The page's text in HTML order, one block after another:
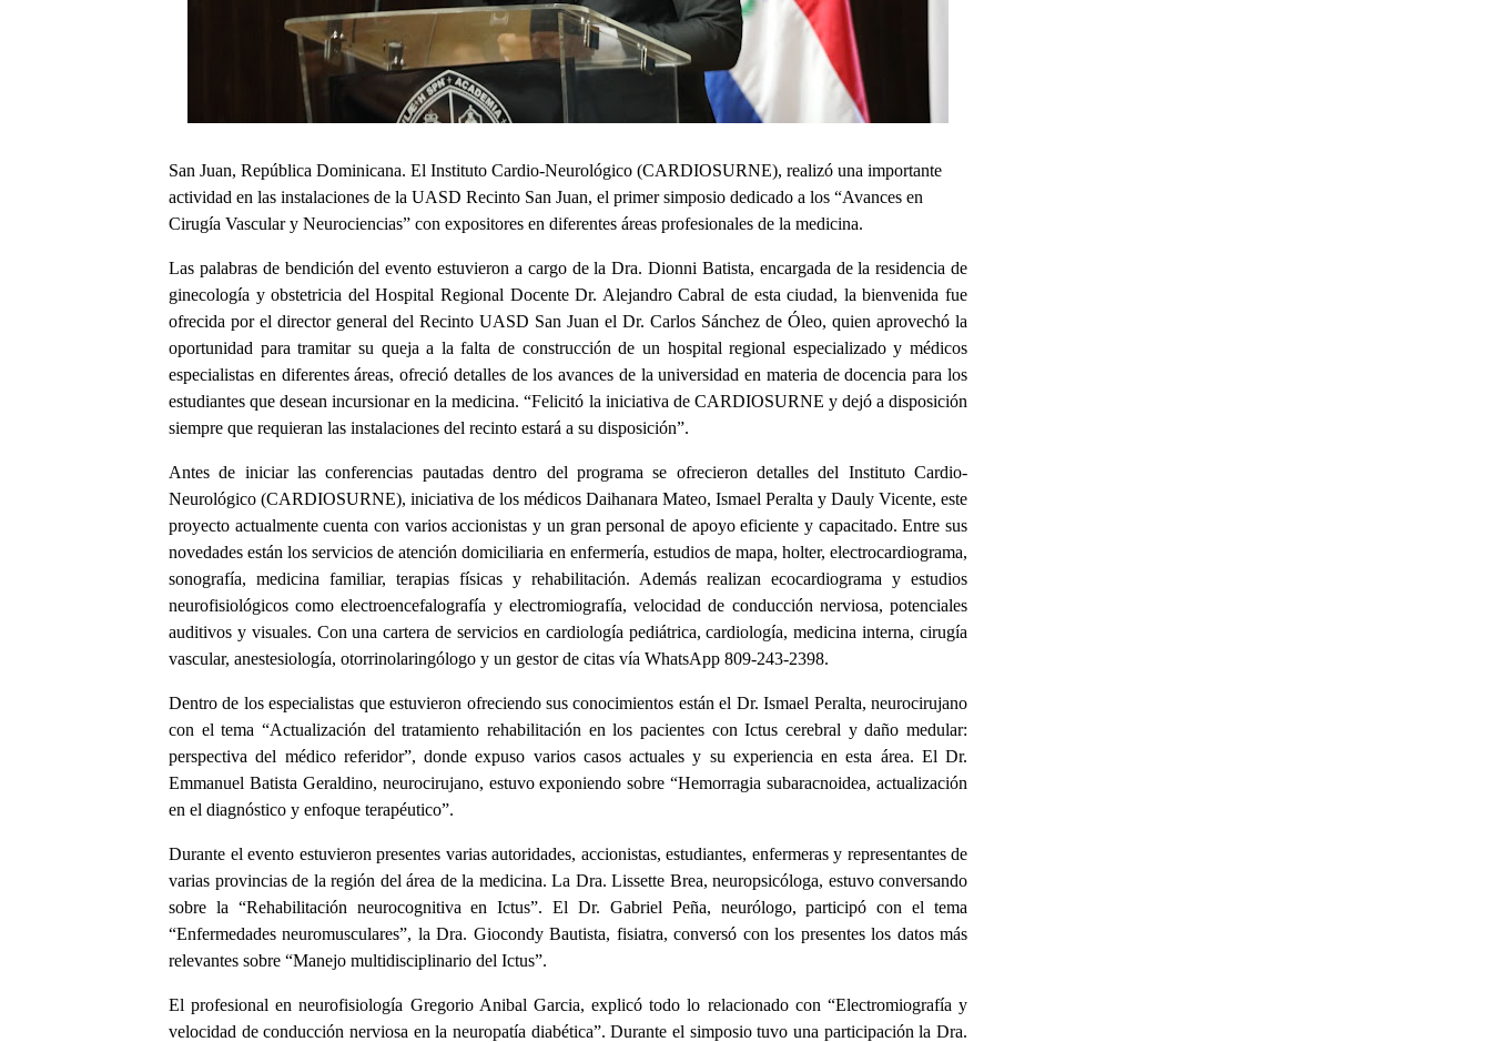
San Juan, República Dominicana. El Instituto Cardio-Neurológico (CARDIOSURNE), realizó una importante
actividad en las instalaciones de la UASD Recinto San Juan, el primer simposio dedicado a los “Avances en
Cirugía Vascular y Neurociencias” con expositores en diferentes áreas profesionales de la medicina.
Las palabras de bendición del evento estuvieron a cargo de la Dra. Dionni Batista, encargada de la residencia de
ginecología y obstetricia del Hospital Regional Docente Dr. Alejandro Cabral de esta ciudad, la bienvenida fue
ofrecida por el director general del Recinto UASD San Juan el Dr. Carlos Sánchez de Óleo, quien aprovechó la
oportunidad para tramitar su queja a la falta de construcción de un hospital regional especializado y médicos
especialistas en diferentes áreas, ofreció detalles de los avances de la universidad en materia de docencia para los
estudiantes que desean incursionar en la medicina. “Felicitó la iniciativa de CARDIOSURNE y dejó a disposición
siempre que requieran las instalaciones del recinto estará a su disposición”.
Antes de iniciar las conferencias pautadas dentro del programa se ofrecieron detalles del Instituto Cardio-
Neurológico (CARDIOSURNE), iniciativa de los médicos Daihanara Mateo, Ismael Peralta y Dauly Vicente, este
proyecto actualmente cuenta con varios accionistas y un gran personal de apoyo eficiente y capacitado. Entre sus
novedades están los servicios de atención domiciliaria en enfermería, estudios de mapa, holter, electrocardiograma,
sonografía, medicina familiar, terapias físicas y rehabilitación. Además realizan ecocardiograma y estudios
neurofisiológicos como electroencefalografía y electromiografía, velocidad de conducción nerviosa, potenciales
auditivos y visuales. Con una cartera de servicios en cardiología pediátrica, cardiología, medicina interna, cirugía
vascular, anestesiología, otorrinolaringólogo y un gestor de citas vía WhatsApp 809-243-2398.
Dentro de los especialistas que estuvieron ofreciendo sus conocimientos están el Dr. Ismael Peralta, neurocirujano
con el tema “Actualización del tratamiento rehabilitación en los pacientes con Ictus cerebral y daño medular:
perspectiva del médico referidor”, donde expuso varios casos actuales y su experiencia en esta área. El Dr.
Emmanuel Batista Geraldino, neurocirujano, estuvo exponiendo sobre “Hemorragia subaracnoidea, actualización
en el diagnóstico y enfoque terapéutico”.
Durante el evento estuvieron presentes varias autoridades, accionistas, estudiantes, enfermeras y representantes de
varias provincias de la región del área de la medicina. La Dra. Lissette Brea, neuropsicóloga, estuvo conversando
sobre la “Rehabilitación neurocognitiva en Ictus”. El Dr. Gabriel Peña, neurólogo, participó con el tema
“Enfermedades neuromusculares”, la Dra. Giocondy Bautista, fisiatra, conversó con los presentes los datos más
relevantes sobre “Manejo multidisciplinario del Ictus”.
El profesional en neurofisiología Gregorio Anibal Garcia, explicó todo lo relacionado con “Electromiografía y
velocidad de conducción nerviosa en la neuropatía diabética”. Durante el simposio tuvo una participación la Dra.